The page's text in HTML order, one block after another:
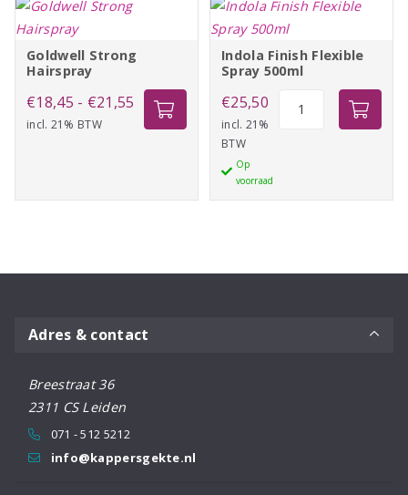
Goldwell Strong
Hairspray
€18,45 - €21,55 Prijsklasse:
€18,45
incl. 21% BTW
Indola Finish Flexible
Spray 500ml
€25,50
incl. 21%
BTW
Op
voorraad
Adres & contact
Breestraat 36
2311 CS Leiden
071 - 512 5212
info@kappersgekte.nl